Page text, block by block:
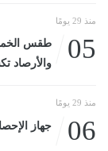
منذ 29 يومًا
05
والأرصاد تكشف
منذ 29 يومًا
06 جهاز الإحصاء: - 0.9% معدل التضخم الشهرى